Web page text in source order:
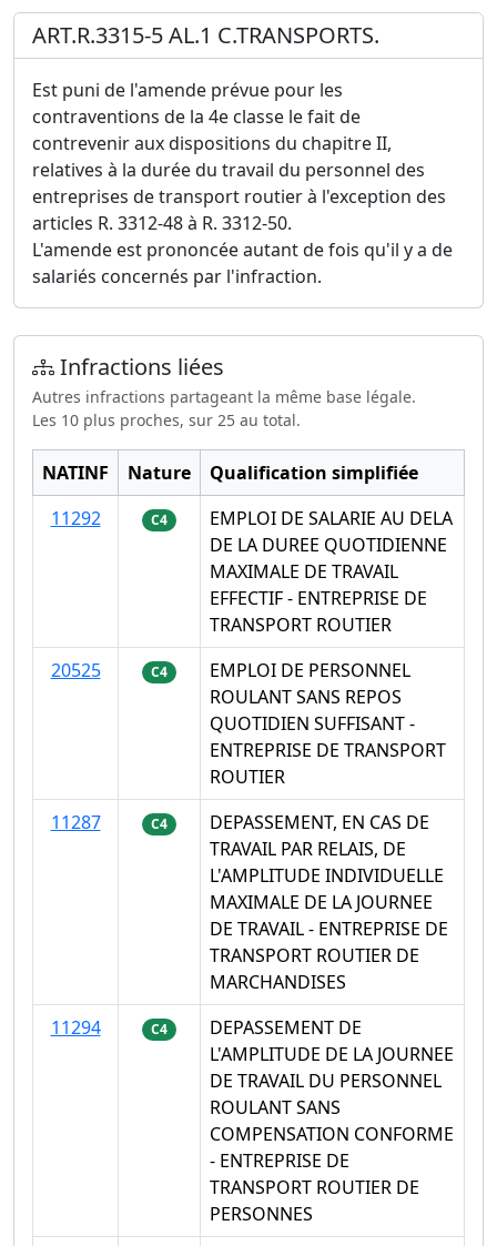
ART.R.3315-5 AL.1 C.TRANSPORTS.
Est puni de l'amende prévue pour les
contraventions de la 4e classe le fait de
contrevenir aux dispositions du chapitre II,
relatives à la durée du travail du personnel des
entreprises de transport routier à l'exception des
articles R. 3312-48 à R. 3312-50.
L'amende est prononcée autant de fois qu'il y a de
salariés concernés par l'infraction.
Infractions liées
Autres infractions partageant la même base légale.
Les 10 plus proches, sur 25 au total.
NATINF Nature
Qualification simplifiée
11292
C4
EMPLOI DE SALARIE AU DELA
DE LA DUREE QUOTIDIENNE
MAXIMALE DE TRAVAIL
EFFECTIF - ENTREPRISE DE
TRANSPORT ROUTIER
20525
C4
EMPLOI DE PERSONNEL
ROULANT SANS REPOS
QUOTIDIEN SUFFISANT -
ENTREPRISE DE TRANSPORT
ROUTIER
11287
C4
DEPASSEMENT, EN CAS DE
TRAVAIL PAR RELAIS, DE
L'AMPLITUDE INDIVIDUELLE
MAXIMALE DE LA JOURNEE
DE TRAVAIL - ENTREPRISE DE
TRANSPORT ROUTIER DE
MARCHANDISES
11294
C4
DEPASSEMENT DE
L'AMPLITUDE DE LA JOURNEE
DE TRAVAIL DU PERSONNEL
ROULANT SANS
COMPENSATION CONFORME
- ENTREPRISE DE
TRANSPORT ROUTIER DE
PERSONNES